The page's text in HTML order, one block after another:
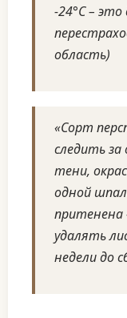
-24°C –
область)
«Сорт
следить за
тени,
одной
притенена
удалять
недели до